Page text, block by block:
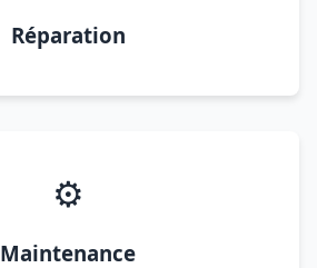
Réparation
⚙️
Maintenance